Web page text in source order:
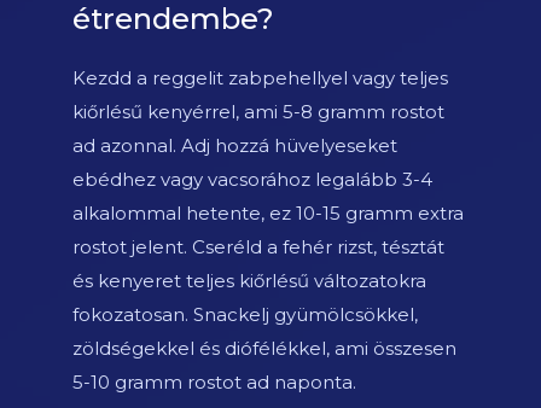
étrendembe?
Kezdd a reggelit zabpehellyel vagy teljes
kiőrlésű kenyérrel, ami 5-8 gramm rostot
ad azonnal. Adj hozzá hüvelyeseket
ebédhez vagy vacsorához legalább 3-4
alkalommal hetente, ez 10-15 gramm extra
rostot jelent. Cseréld a fehér rizst, tésztát
és kenyeret teljes kiőrlésű változatokra
fokozatosan. Snackelj gyümölcsökkel,
zöldségekkel és diófélékkel, ami összesen
5-10 gramm rostot ad naponta.